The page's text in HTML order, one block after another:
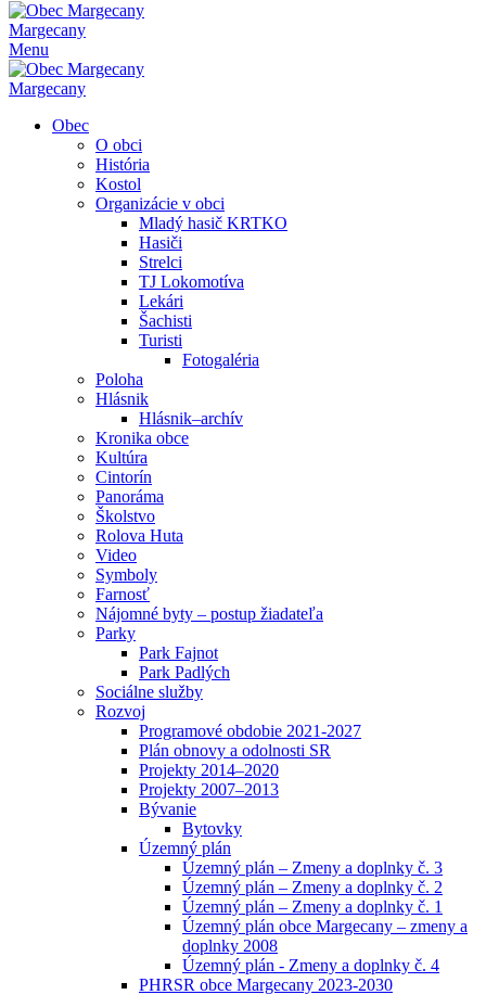
Margecany
Menu
Margecany
Obec
O obci
História
Kostol
Organizácie v obci
Mladý hasič KRTKO
Hasiči
Strelci
TJ Lokomotíva
Lekári
Šachisti
Turisti
Fotogaléria
Poloha
Hlásnik
Hlásnik–archív
Kronika obce
Kultúra
Cintorín
Panoráma
Školstvo
Rolova Huta
Video
Symboly
Farnosť
Nájomné byty – postup žiadateľa
Parky
Park Fajnot
Park Padlých
Sociálne služby
Rozvoj
Programové obdobie 2021-2027
Plán obnovy a odolnosti SR
Projekty 2014–2020
Projekty 2007–2013
Bývanie
Bytovky
Územný plán
Územný plán – Zmeny a doplnky č. 3
Územný plán – Zmeny a doplnky č. 2
Územný plán – Zmeny a doplnky č. 1
Územný plán obce Margecany – zmeny a
doplnky 2008
Územný plán - Zmeny a doplnky č. 4
PHRSR obce Margecany 2023-2030